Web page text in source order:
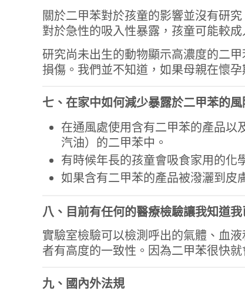
關於二甲苯對於孩童的影響並沒有研
對於急性的吸入性暴露，孩童可能較
研究尚未出生的動物顯示高濃度的二
損傷。我們並不知道，如果母親在懷
七、在家中如何減少暴露於二甲苯的風
在通風處使用含有二甲苯的產品以
汽油）的二甲苯中。
有時候年長的孩童會吸食家用的化
如果含有二甲苯的產品被潑灑到皮
八、目前有任何的醫療檢驗讓我知道
實驗室檢驗可以檢測呼出的氣體、血
者有高度的一致性。因為二甲苯很快
九、國內外法規